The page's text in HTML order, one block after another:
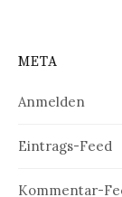
META
Anmelden
Eintrags-Feed
Kommentar-